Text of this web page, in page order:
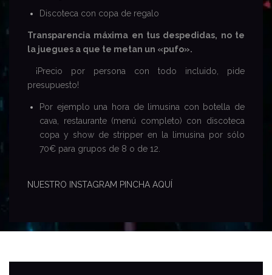
Discoteca con copa de regalo
Transparencia máxima en tus despedidas, no te
la juegues a que te metan un «pufo».
¡Precio por persona con todo incluido, pide
presupuesto!
Por ejemplo una hora de limusina con botella de
cava, restaurante (menú completo) con discoteca
copa y show de stripper en la limusina por sólo
70€ para grupos de 8 o de 12.
NUESTRO INSTAGRAM PINCHA AQUÍ